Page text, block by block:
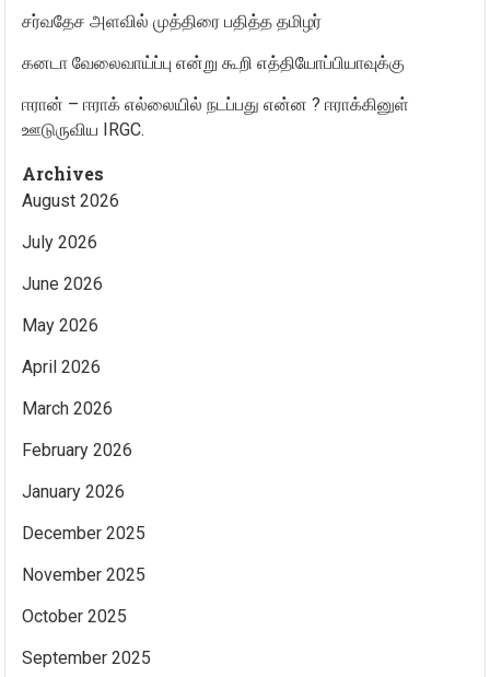
சர்வதேச அளவில் முத்திரை பதித்த தமிழர்
கனடா வேலைவாய்ப்பு என்று கூறி எத்தியோப்பியாவுக்கு
ஈரான் – ஈராக் எல்லையில் நடப்பது என்ன ? ஈராக்கினுள்
ஊடுருவிய IRGC.
Archives
August 2026
July 2026
June 2026
May 2026
April 2026
March 2026
February 2026
January 2026
December 2025
November 2025
October 2025
September 2025